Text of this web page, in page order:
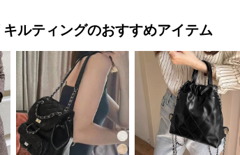
キルティングのおすすめアイテム